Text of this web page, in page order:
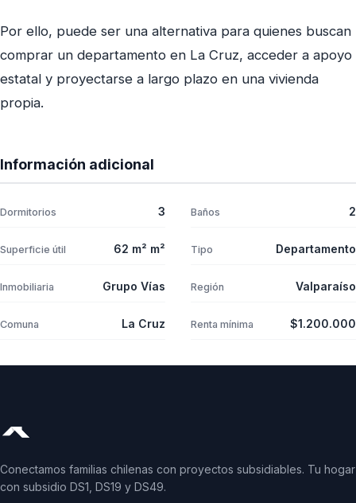
Por ello, puede ser una alternativa para quienes buscan
comprar un departamento en La Cruz, acceder a apoyo
estatal y proyectarse a largo plazo en una vivienda
propia.
Información adicional
Dormitorios 3 Baños 2
Superficie útil 62 m² m² Tipo Departamento
Inmobiliaria Grupo Vías Región Valparaíso
Comuna La Cruz Renta mínima $1.200.000
Conectamos familias chilenas con proyectos subsidiables. Tu hogar
con subsidio DS1, DS19 y DS49.